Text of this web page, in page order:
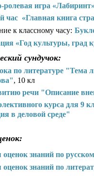
игра
час «Главная книга
к классному часу:
«Год культуры, град
сундучок:
по литературе "Тема
, 10 кл
речи "Описание
курса для 9
в деловой среде"
знаний по
знаний по